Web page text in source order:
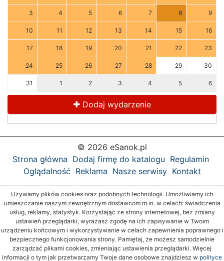
3 4 5 6 7 8 9
10 11 12 13 14 15 16
17 18 19 20 21 22 23
24 25 26 27 28 29 30
31 1 2 3 4 5 6
Dodaj wydarzenie
© 2026 eSanok.pl
Strona główna Dodaj firmę do katalogu Regulamin
Oglądalność Reklama Nasze serwisy Kontakt
Używamy plików cookies oraz podobnych technologii. Umożliwiamy ich
umieszczanie naszym zewnętrznym dostawcom m.in. w celach: świadczenia
usług, reklamy, statystyk. Korzystając ze strony internetowej, bez zmiany
ustawień przeglądarki, wyrażasz zgodę na ich zapisywanie w Twoim
urządzeniu końcowym i wykorzystywanie w celach zapewnienia poprawnego i
bezpiecznego funkcjonowania strony. Pamiętaj, że możesz samodzielnie
zarządzać plikami cookies, zmieniając ustawienia przeglądarki. Więcej
informacji o tym jak przetwarzamy Twoje dane osobowe znajdziesz w polityce